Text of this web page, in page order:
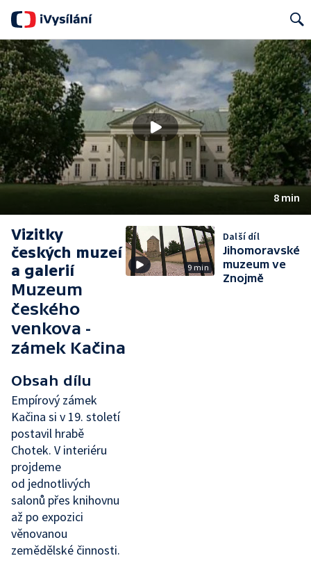
Search
8 min
Vizitky
českých muzeí
a galerií
Muzeum
českého
venkova -
zámek Kačina
Obsah dílu
Empírový zámek
Kačina si v 19. století
postavil hrabě
Chotek. V interiéru
projdeme
od jednotlivých
salonů přes knihovnu
až po expozici
věnovanou
zemědělské činnosti.
9 min
Další díl
Jihomoravské
muzeum ve
Znojmě